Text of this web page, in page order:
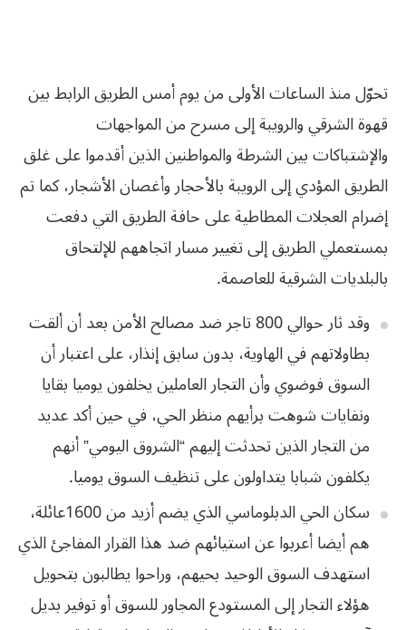
تحوّل منذ الساعات الأولى من يوم أمس الطريق الرابط بين
قهوة الشرقي والرويبة إلى مسرح من المواجهات
والإشتباكات بين الشرطة والمواطنين الذين أقدموا على غلق
الطريق المؤدي إلى الرويبة بالأحجار وأغصان الأشجار، كما تم
إضرام العجلات المطاطية على حافة الطريق التي دفعت
بمستعملي الطريق إلى تغيير مسار اتجاههم للإلتحاق
بالبلديات الشرقية للعاصمة.
وقد ثار حوالي 800 تاجر ضد مصالح الأمن بعد أن ألقت
بطاولاتهم في الهاوية، بدون سابق إنذار، على اعتبار أن
السوق فوضوي وأن التجار العاملين يخلفون يوميا بقايا
ونفايات شوهت برأيهم منظر الحي، في حين أكد عديد
من التجار الذين تحدثت إليهم “الشروق اليومي” أنهم
يكلفون شبابا يتداولون على تنظيف السوق يوميا.
سكان الحي الدبلوماسي الذي يضم أزيد من 1600عائلة،
هم أيضا أعربوا عن استيائهم ضد هذا القرار المفاجئ الذي
استهدف السوق الوحيد بحيهم، وراحوا يطالبون بتحويل
هؤلاء التجار إلى المستودع المجاور للسوق أو توفير بديل